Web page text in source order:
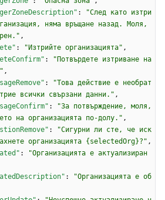
:
"След като изтри
няма връщане назад. Моля,
,
: "Изтрийте организацията" ,
:
"Потвърдете изтриване на
,
: "Това действие е необрат
всички свързани данни." ,
: "За потвърждение, моля,
на организацията по-долу." ,
:
"Сигурни ли сте, че иск
организацията {selectedOrg}?" ,
: "Организацията е актуализиран
: "Организацията е об